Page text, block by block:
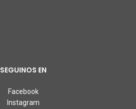
SEGUINOS EN
Facebook
Instagram